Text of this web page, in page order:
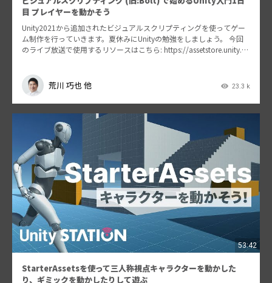
目 プレイヤーを動かそう
Unity2021から追加されたビジュアルスクリプティングを使ってゲー
ム制作を行っていきます。夏休みにUnityの勉強をしましょう。 今回
のライブ放送で使用するリソースはこちら: https://assetstore.unity.co
荒川 巧也 他 23.3 k
53:42
StarterAssetsを使って三人称視点キャラクターを動かした
り、ギミックを動かしたりして遊ぶ